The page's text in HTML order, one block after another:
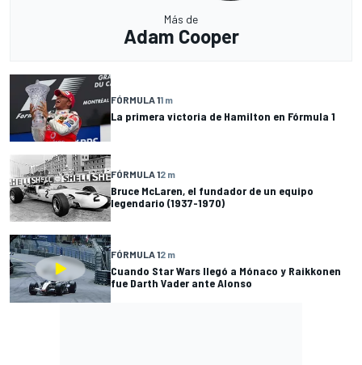
Más de
Adam Cooper
FÓRMULA 11 m
La primera victoria de Hamilton en Fórmula 1
FÓRMULA 12 m
Bruce McLaren, el fundador de un equipo
legendario (1937-1970)
FÓRMULA 12 m
Cuando Star Wars llegó a Mónaco y Raikkonen
fue Darth Vader ante Alonso